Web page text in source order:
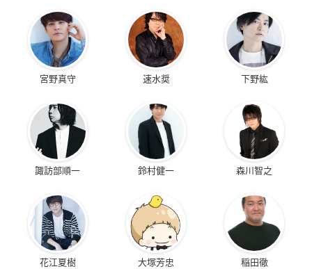
宮野真守 速水奨 下野紘
諏訪部順一 鈴村健一 森川智之
花江夏樹 大塚芳忠 稲田徹